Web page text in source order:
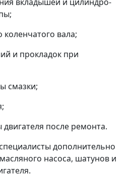
коленчатого вала;
и прокладок при
смазки;
после ремонта.
дополнительно
насоса, шатунов и